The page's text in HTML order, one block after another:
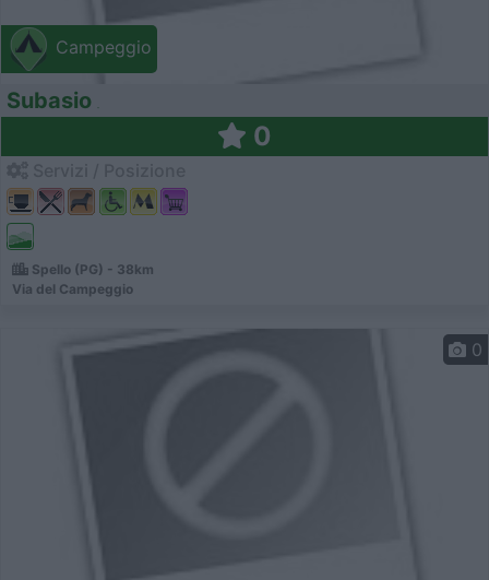
Campeggio
Subasio
0
Spello (PG) - 38km
Via del Campeggio
0